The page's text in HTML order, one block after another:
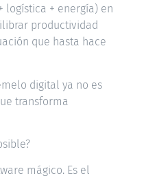
logística + energía) en
productividad
que hasta hace
digital ya no es
transforma
mágico. Es el